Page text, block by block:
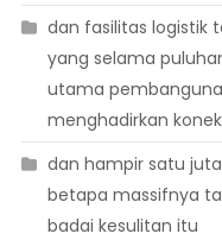
dan fasilitas logistik
yang selama
utama
menghadirkan
dan hampir satu
betapa massifnya
badai kesulitan itu